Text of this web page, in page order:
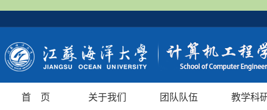
首 页 关于我们 团队队伍 教学科